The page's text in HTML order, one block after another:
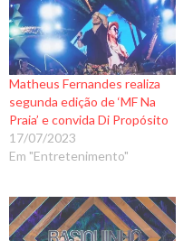
Matheus Fernandes realiza
segunda edição de ‘MF Na
Praia’ e convida Di Propósito
17/07/2023
Em "Entretenimento"